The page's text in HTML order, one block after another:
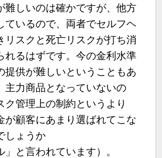
難しいのは確かですが、他方
ているので、両者でセルフヘ
リスクと死亡リスクが打ち消
れるはずです。今の金利水準
提供が難しいということもあ
主力商品となっていないの
ク管理上の制約というより
が顧客にあまり選ばれてこな
しょうか
」と言われています）。